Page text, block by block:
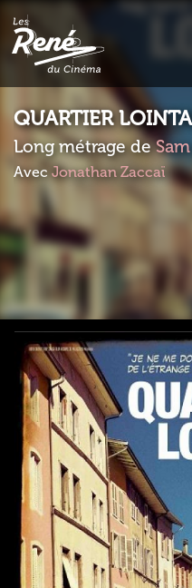
QUARTIER
Long métrage de
Avec Jonathan Zaccaï